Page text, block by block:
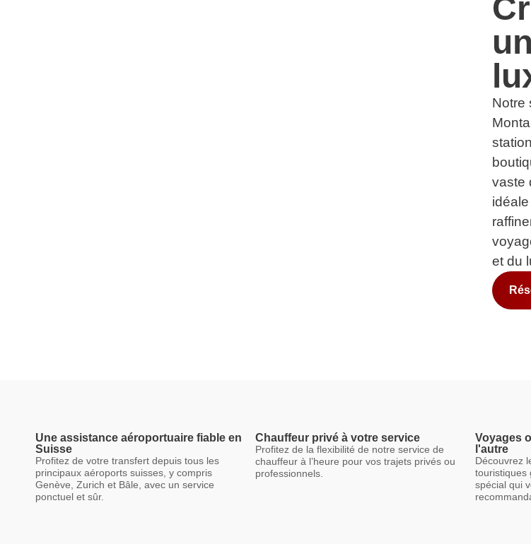
Notre
vaste
et du
Une assistance aéroportuaire fiable en
Suisse
Profitez de votre transfert depuis tous les
principaux aéroports suisses, y compris
Genève, Zurich et Bâle, avec un service
ponctuel et sûr.
Chauffeur privé à votre service
Profitez de la flexibilité de notre service de
chauffeur à l’heure pour vos trajets privés ou
professionnels.
Voyages
l'autre
Découvrez
touristiques
spécial qui